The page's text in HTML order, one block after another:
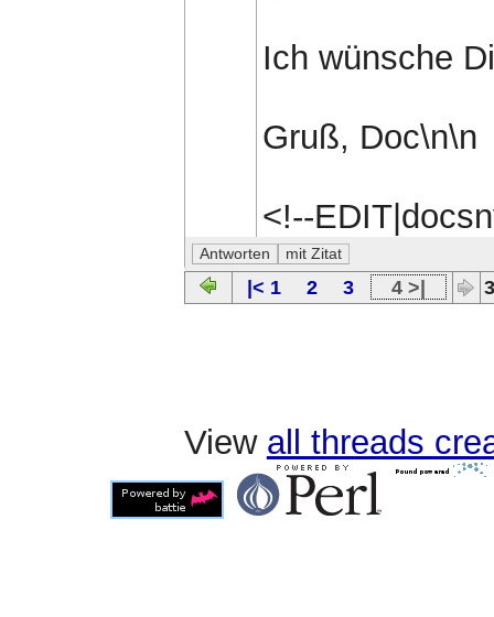
Ich wünsche
Gruß, Doc\n\n
<!--
|< 1 2 3 4 >|
View all threads